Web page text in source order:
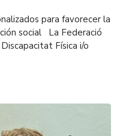
para favorecer la
social La Federació
Física i/o